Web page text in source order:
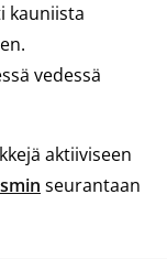
kauniista
vedessä
aktiiviseen
seurantaan